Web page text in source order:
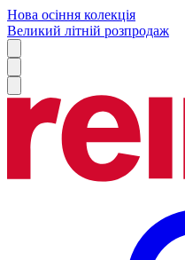
Нова осіння колекція
Великий літній розпродаж